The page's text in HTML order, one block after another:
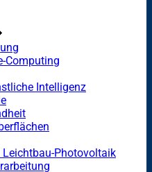
Computing
Intelligenz
Leichtbau-Photovoltaik